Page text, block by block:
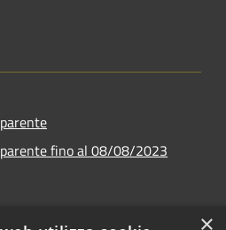
fino al 08/08/2023
×